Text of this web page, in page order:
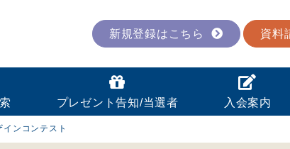
新規登録はこちら 資料
プレゼント告知/当選者 入会案内
インコンテスト